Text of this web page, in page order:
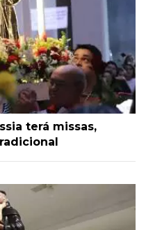
terá missas,